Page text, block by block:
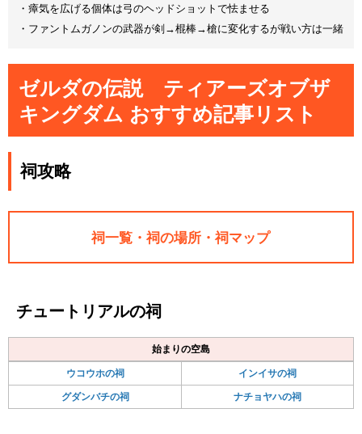
・瘴気を広げる個体は弓のヘッドショットで怯ませる
・ファントムガノンの武器が剣→棍棒→槍に変化するが戦い方は一緒
ゼルダの伝説 ティアーズオブザ
キングダム おすすめ記事リスト
祠攻略
祠一覧・祠の場所・祠マップ
チュートリアルの祠
始まりの空島
ウコウホの祠
インイサの祠
グダンバチの祠
ナチョヤハの祠